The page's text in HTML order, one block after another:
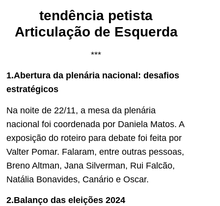
tendência petista
Articulação de Esquerda
***
1.Abertura da plenária nacional: desafios
estratégicos
Na noite de 22/11, a mesa da plenária
nacional foi coordenada por Daniela Matos. A
exposição do roteiro para debate foi feita por
Valter Pomar. Falaram, entre outras pessoas,
Breno Altman, Jana Silverman, Rui Falcão,
Natália Bonavides, Canário e Oscar.
2.Balanço das eleições 2024